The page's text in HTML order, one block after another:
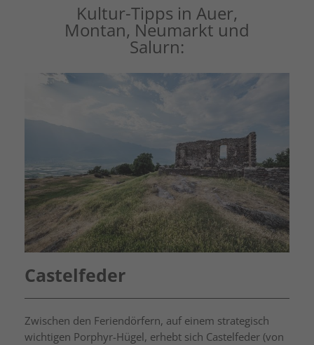
Kultur-Tipps in Auer,
Montan, Neumarkt und
Salurn:
(von
Der Blauburgunder
Rund um Auer, Montan, Neumarkt und Salurn
bester Wein. Besonders der Blauburgunder (Pinot